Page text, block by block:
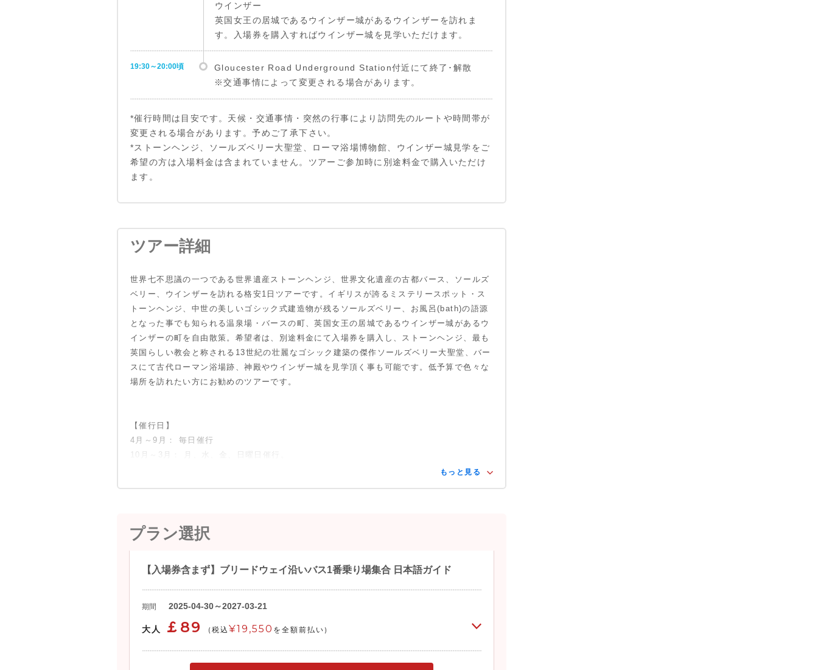
ウインザー
英国女王の居城であるウインザー城があるウインザーを訪れま
す。入場券を購入すればウインザー城を見学いただけます。
19:30～20:00頃
Gloucester Road Underground Station付近にて終了･解散
※交通事情によって変更される場合があります。
*催行時間は目安です。天候・交通事情・突然の行事により訪問先のルートや時間帯が
変更される場合があります。予めご了承下さい。
*ストーンヘンジ、ソールズベリー大聖堂、ローマ浴場博物館、ウインザー城見学をご
希望の方は入場料金は含まれていません。ツアーご参加時に別途料金で購入いただけ
ます。
ツアー詳細
世界七不思議の一つである世界遺産ストーンヘンジ、世界文化遺産の古都バース、ソールズ
ベリー、ウインザーを訪れる格安1日ツアーです。イギリスが誇るミステリースポット・ス
トーンヘンジ、中世の美しいゴシック式建造物が残るソールズベリー、お風呂(bath)の語源
となった事でも知られる温泉場・バースの町、英国女王の居城であるウインザー城があるウ
インザーの町を自由散策。希望者は、別途料金にて入場券を購入し、ストーンヘンジ、最も
英国らしい教会と称される13世紀の壮麗なゴシック建築の傑作ソールズベリー大聖堂、バー
スにて古代ローマン浴場跡、神殿やウインザー城を見学頂く事も可能です。低予算で色々な
場所を訪れたい方にお勧めのツアーです。
【催行日】
4月～9月： 毎日催行
10月～3月： 月、水、金、日曜日催行。
もっと見る
プラン選択
【入場券含まず】ブリードウェイ沿いバス1番乗り場集合 日本語ガイド
期間 2025-04-30～2027-03-21
大人 ￡89 (税込 ¥19,550 を全額前払い)